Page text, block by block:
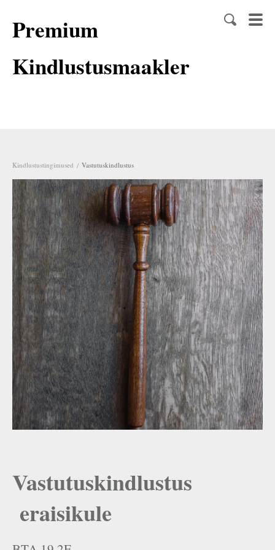
Premium
Kindlustusmaakler
Kindlustustingimused / Vastutuskindlustus
Vastutuskindlustus
eraisikule